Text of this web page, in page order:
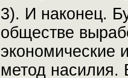
3). И наконец.
обществе
экономические
метод насилия.